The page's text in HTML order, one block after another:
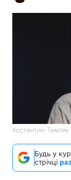
Костянтин
Будь у
стрічці